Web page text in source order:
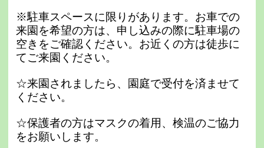
※駐車スペースに限りがあります。お車での
来園を希望の方は、申し込みの際に駐車場の
空きをご確認ください。お近くの方は徒歩に
てご来園ください。
☆来園されましたら、園庭で受付を済ませて
ください。
☆保護者の方はマスクの着用、検温のご協力
をお願いします。